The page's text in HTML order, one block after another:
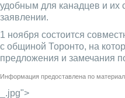
удобным для канадцев и их
заявлении.
1 ноября состоится
с общиной Торонто, на
предложения и замечания
Информация предоставлена по
_.jpg">